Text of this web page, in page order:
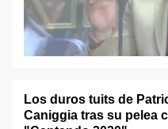
Los duros tuits de
Caniggia tras su pelea